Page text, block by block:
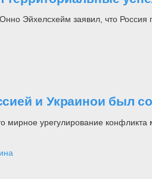
Эйхелсхейм заявил, что Россия
и Украинои был
мирное урегулирование конфликта